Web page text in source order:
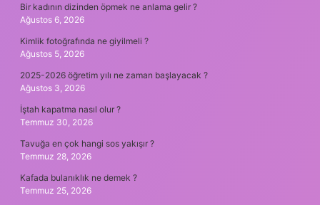
Bir kadının dizinden öpmek ne anlama gelir ?
Ağustos 6, 2026
Kimlik fotoğrafında ne giyilmeli ?
Ağustos 5, 2026
2025-2026 öğretim yılı ne zaman başlayacak ?
Ağustos 3, 2026
İştah kapatma nasıl olur ?
Temmuz 30, 2026
Tavuğa en çok hangi sos yakışır ?
Temmuz 28, 2026
Kafada bulanıklık ne demek ?
Temmuz 25, 2026